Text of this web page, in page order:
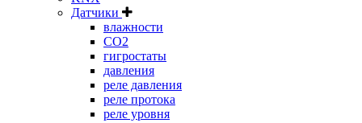
Датчики
влажности
CO2
гигростаты
давления
реле давления
реле протока
реле уровня